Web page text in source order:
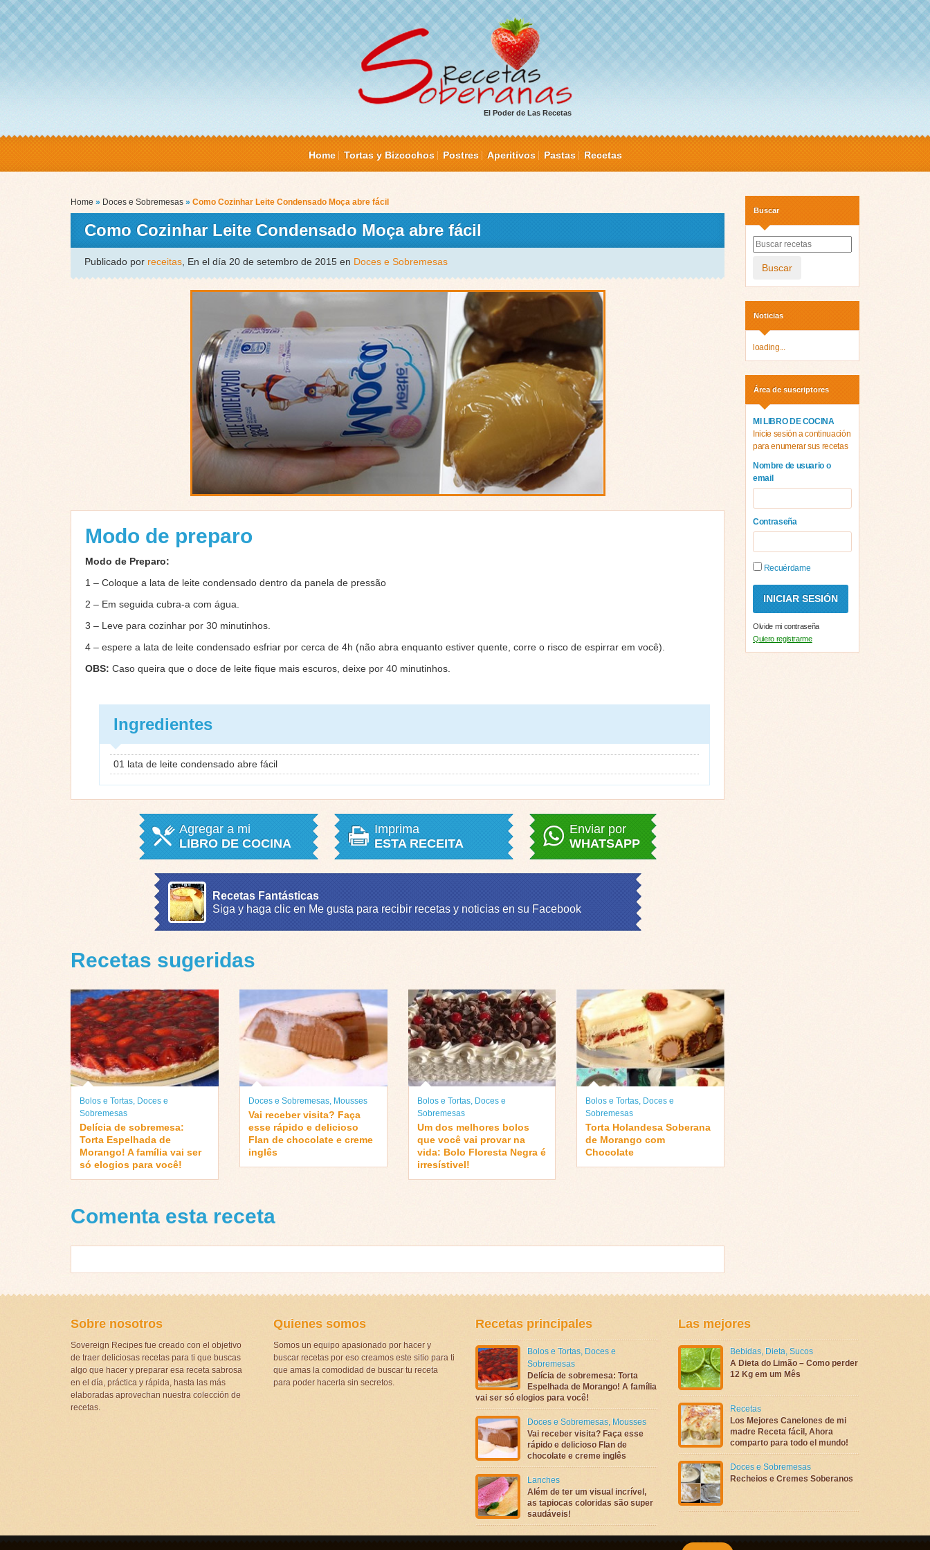
El Poder de Las Recetas
Home Tortas y Bizcochos Postres Aperitivos Pastas Recetas
Home » Doces e Sobremesas » Como Cozinhar Leite Condensado Moça abre fácil
Como Cozinhar Leite Condensado Moça abre fácil
Publicado por receitas , En el día 20 de setembro de 2015 en Doces e Sobremesas
Modo de preparo
Modo de Preparo:
1 – Coloque a lata de leite condensado dentro da panela de pressão
2 – Em seguida cubra-a com água.
3 – Leve para cozinhar por 30 minutinhos.
4 – espere a lata de leite condensado esfriar por cerca de 4h (não abra enquanto estiver quente, corre o risco de espirrar em você).
OBS: Caso queira que o doce de leite fique mais escuros, deixe por 40 minutinhos.
Ingredientes
01 lata de leite condensado abre fácil
Agregar a mi
LIBRO DE COCINA
Imprima
ESTA RECEITA
Enviar por
WHATSAPP
Recetas Fantásticas
Siga y haga clic en Me gusta para recibir recetas y noticias en su Facebook
Recetas sugeridas
Bolos e Tortas Doces e
Sobremesas
Delícia de sobremesa:
Torta Espelhada de
Morango! A família vai ser
só elogios para você!
Doces e Sobremesas, Mousses
Vai receber visita? Faça
esse rápido e delicioso
Flan de chocolate e creme
inglês
Bolos e Tortas, Doces e
Sobremesas
Um dos melhores bolos
que você vai provar na
vida: Bolo Floresta Negra é
irresístivel!
Bolos e Tortas Doces e
Sobremesas
Torta Holandesa Soberana
de Morango com
Chocolate
Comenta esta receta
Buscar
Buscar
Noticias
loading...
Área de suscriptores
MI LIBRO DE COCINA
Inicie sesión a continuación
para enumerar sus recetas
Nombre de usuario o
email
Contraseña
Recuérdame
Olvide mi contraseña
Quiero registrarme
Sobre nosotros
Sovereign Recipes fue creado con el objetivo
de traer deliciosas recetas para ti que buscas
algo que hacer y preparar esa receta sabrosa
en el día, práctica y rápida, hasta las más
elaboradas aprovechan nuestra colección de
recetas.
Quienes somos
Somos un equipo apasionado por hacer y
buscar recetas por eso creamos este sitio para ti
que amas la comodidad de buscar tu receta
para poder hacerla sin secretos.
Recetas principales
Bolos e Tortas, Doces e
Sobremesas
Delícia de sobremesa: Torta
Espelhada de Morango! A família
vai ser só elogios para você!
Doces e Sobremesas, Mousses
Vai receber visita? Faça esse
rápido e delicioso Flan de
chocolate e creme inglês
Lanches
Além de ter um visual incrível,
as tapiocas coloridas são super
saudáveis!
Las mejores
Bebidas, Dieta, Sucos
A Dieta do Limão – Como perder
12 Kg em um Mês
Recetas
Los Mejores Canelones de mi
madre Receta fácil, Ahora
comparto para todo el mundo!
Doces e Sobremesas
Recheios e Cremes Soberanos